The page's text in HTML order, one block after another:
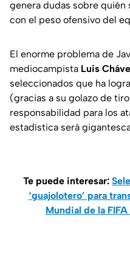
genera dudas sobre quién
con el peso ofensivo del
El enorme problema de
mediocampista Luis
seleccionados que ha
(gracias a su golazo de
responsabilidad para los
estadística será
Te puede interesar:
‘guajolotero’ para
Mundial de la